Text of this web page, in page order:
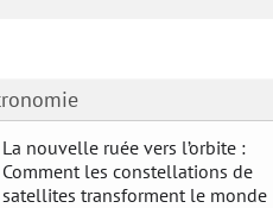
La nouvelle ruée vers l’orbite :
Comment les constellations de
satellites transforment le monde